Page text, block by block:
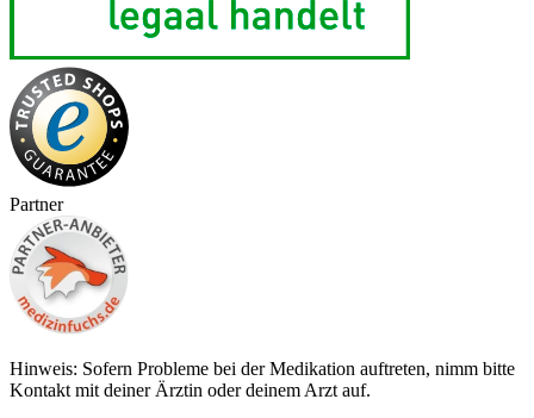
Partner
Hinweis: Sofern Probleme bei der Medikation auftreten, nimm bitte
Kontakt mit deiner Ärztin oder deinem Arzt auf.